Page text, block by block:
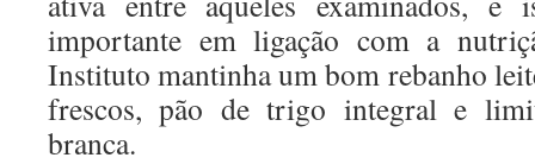
importante em ligação com a
Instituto mantinha um bom rebanho
frescos, pão de trigo integral e
branca.